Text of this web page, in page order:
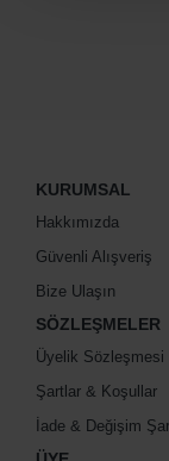
KURUMSAL
Hakkımızda
Güvenli Alışveriş
Bize Ulaşın
SÖZLEŞMELER
Üyelik Sözleşmesi
Şartlar & Koşullar
İade & Değişim